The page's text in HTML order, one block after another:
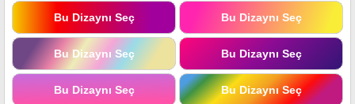
Bu Dizaynı Seç Bu Dizaynı Seç
Bu Dizaynı Seç Bu Dizaynı Seç
Bu Dizaynı Seç Bu Dizaynı Seç